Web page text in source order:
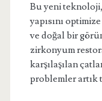
Bu yeni
yapısını
ve doğal bir
zirkonyum
karşılaşılan
problemler artık